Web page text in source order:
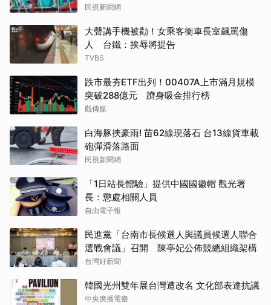
民視新聞網
大聲講手機被勸！女乘客衝車長室飆罵傷
人 台鐵：挨辱將提告
TVBS
跌市最夯ETF出列！00407A上市滿月規模
突破288億元 躋身吸金排行榜
觀傳媒
白海豚挾豪雨! 苗62線現落石 台13線貨車載
砲彈滑落路面
民視新聞網
「1日站長體驗」提供中國國徽帽 觀光署
長：懲處相關人員
自由電子報
民進黨「台南市長候選人與議員候選人聯合
選戰會議」召開 陳亭妃公佈競總組織架構
台灣好新聞
韓國光州雙年展台灣遭改名 文化部表達抗議
中央廣播電臺